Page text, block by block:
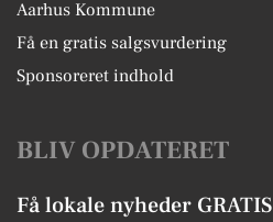
Aarhus Kommune
Få en gratis salgsvurdering
Sponsoreret indhold
BLIV OPDATERET
Få lokale nyheder GRATIS